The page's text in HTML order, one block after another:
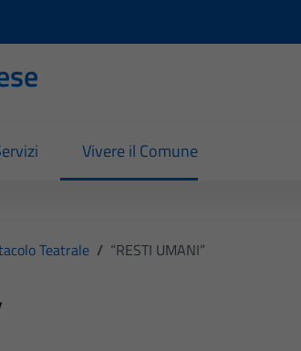
Vivere il Comune
Teatrale / “RESTI UMANI”